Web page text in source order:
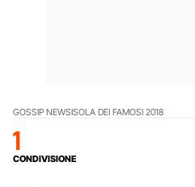
GOSSIP NEWSISOLA DEI FAMOSI 2018
1
CONDIVISIONE